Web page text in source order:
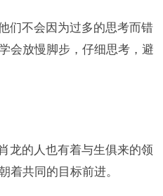
们不会因为过多的思考而错
会放慢脚步，仔细思考，避
龙的人也有着与生俱来的领
着共同的目标前进。